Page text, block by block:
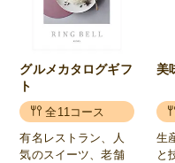
グルメカタログギフ
ト
全11コース
有名レストラン、人
気のスイーツ、老舗
美
生
と